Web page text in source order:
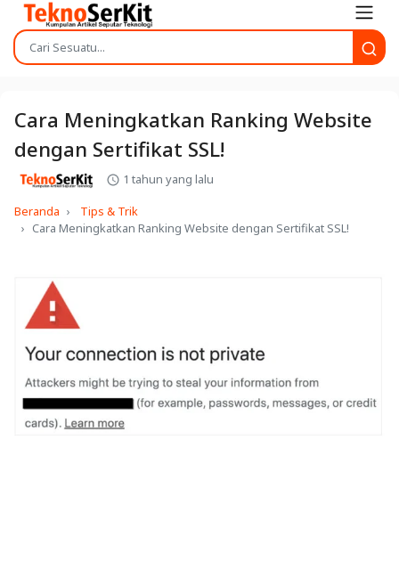
Cara Meningkatkan Ranking Website
dengan Sertifikat SSL!
1 tahun yang lalu
Beranda
Tips & Trik
Cara Meningkatkan Ranking Website dengan Sertifikat SSL!